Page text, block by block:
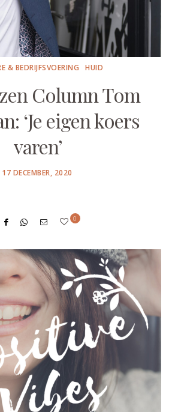
& BEDRIJFSVOERING HUID
Column Tom
‘Je eigen koers
varen’
POSTED
17 DECEMBER, 2020
0